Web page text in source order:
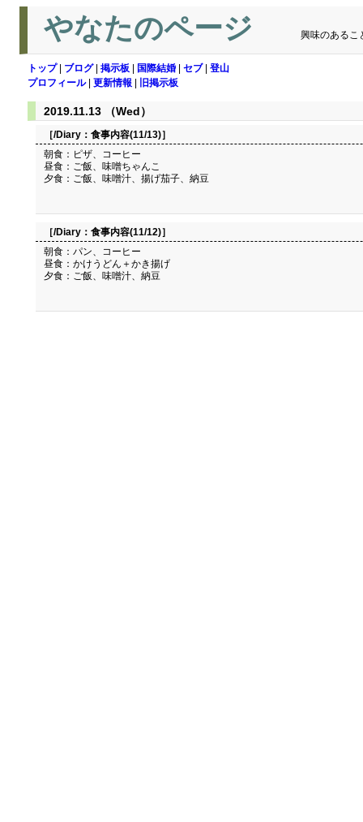
やなたのページ 興味のあるこ
トップ| ブログ| 掲示板 国際結婚 セブ| 登山
プロフィール| 更新情報 旧掲示板
2019.11.13 （Wed）
［/Diary： 食事内容(11/13)］
朝食：ピザ、コーヒー
昼食：ご飯、味噌ちゃんこ
夕食：ご飯、味噌汁、揚げ茄子、納豆
［/Diary： 食事内容(11/12)］
朝食：パン、コーヒー
昼食：かけうどん＋かき揚げ
夕食：ご飯、味噌汁、納豆